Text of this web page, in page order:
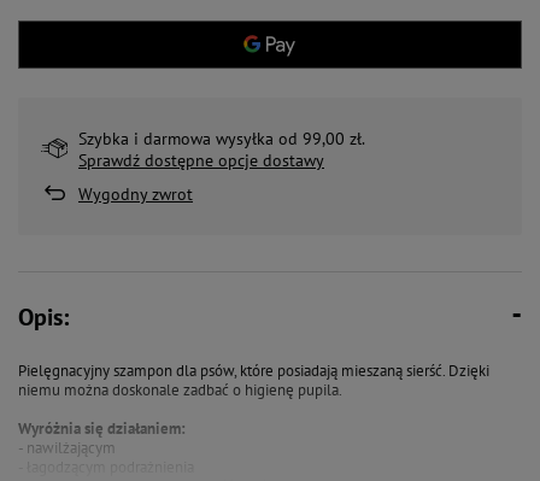
Szybka i darmowa wysyłka od 99,00 zł.
Sprawdź dostępne opcje dostawy
Wygodny zwrot
Opis:
Pielęgnacyjny szampon dla psów, które posiadają mieszaną sierść. Dzięki
niemu można doskonale zadbać o higienę pupila.
Wyróżnia się działaniem:
- nawilżającym